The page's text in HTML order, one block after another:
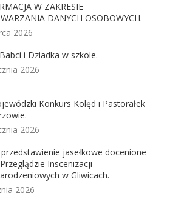
W ZAKRESIE
DANYCH OSOBOWYCH.
2026
i Dziadka w szkole.
2026
Konkurs Kolęd i Pastorałek
2026
jasełkowe docenione
Inscenizacji
w Gliwicach.
2026